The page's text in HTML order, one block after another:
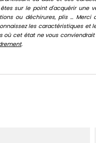
sur le point d'acquérir
ou déchirures, plis ...
les caractéristiques
où cet état ne vous
.